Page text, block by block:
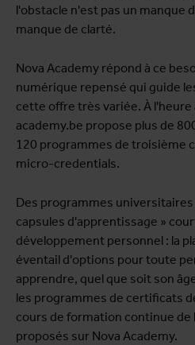
l'obstacle n'est pas un manque
manque de clarté.
Nova Academy répond à ce
numérique repensé qui guide
cette offre très variée. À l'heure
academy.be propose plus de
120 programmes de troisième
micro-credentials.
Des programmes universitaires
capsules d'apprentissage »
développement personnel : la
éventail d'options pour toute
apprendre, quel que soit son
les programmes de certificats
cours de formation continue
proposés sur Nova Academy.